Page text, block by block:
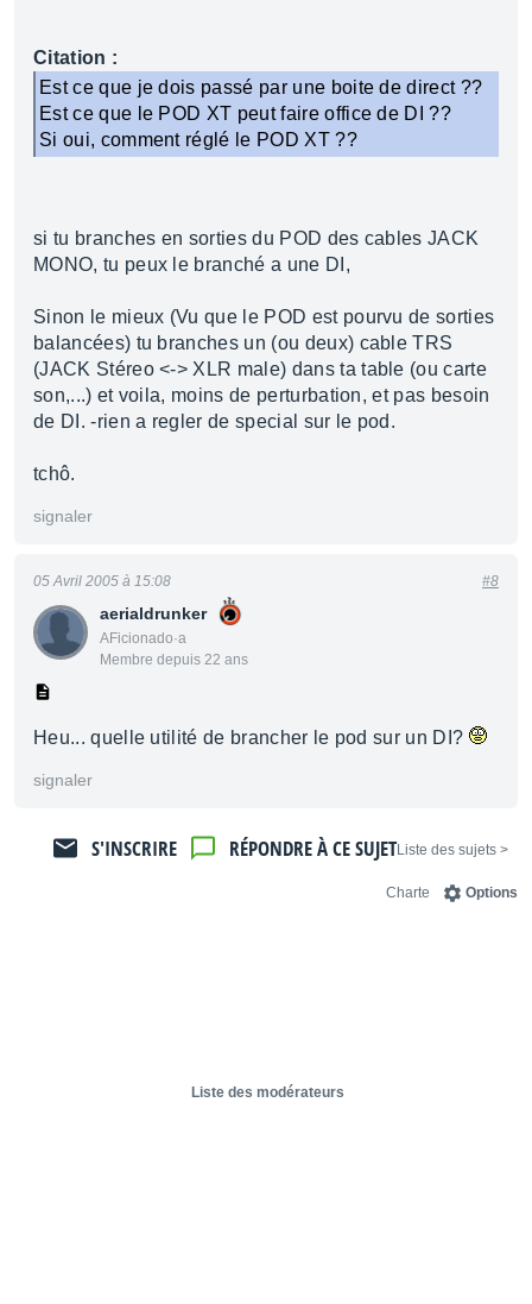
Citation :
Est ce que je dois passé par une boite de direct ??
Est ce que le POD XT peut faire office de DI ??
Si oui, comment réglé le POD XT ??
si tu branches en sorties du POD des cables JACK
MONO, tu peux le branché a une DI,
Sinon le mieux (Vu que le POD est pourvu de sorties
balancées) tu branches un (ou deux) cable TRS
(JACK Stéreo <-> XLR male) dans ta table (ou carte
son,...) et voila, moins de perturbation, et pas besoin
de DI. -rien a regler de special sur le pod.
tchô.
signaler
aerialdrunker
AFicionado·a
Membre depuis 22 ans
05 Avril 2005 à 15:08 #8
Heu... quelle utilité de brancher le pod sur un DI?
signaler
< Liste des sujets
RÉPONDRE À CE SUJET
S'INSCRIRE
Options
Charte
Liste des modérateurs